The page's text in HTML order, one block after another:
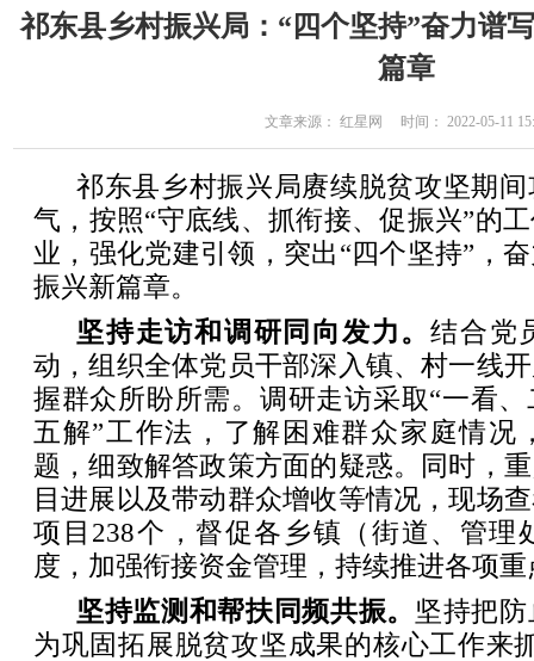
祁东县乡村振兴局：“四个坚持”奋力谱
篇章
文章来源： 红星网 时间： 2022-05-11
祁东县乡村振兴局赓续脱贫攻坚期
气，按照“守底线、抓衔接、促振兴”的
业，强化党建引领，突出“四个坚持”，
振兴新篇章。
坚持走访和调研同向发力。 结合党
动，组织全体党员干部深入镇、村一线
握群众所盼所需。调研走访采取“一看
五解”工作法，了解困难群众家庭情况
题，细致解答政策方面的疑惑。同时，
目进展以及带动群众增收等情况，现场
项目238个，督促各乡镇（街道、管理
度，加强衔接资金管理，持续推进各项
坚持监测和帮扶同频共振。 坚持把
为巩固拓展脱贫攻坚成果的核心工作来